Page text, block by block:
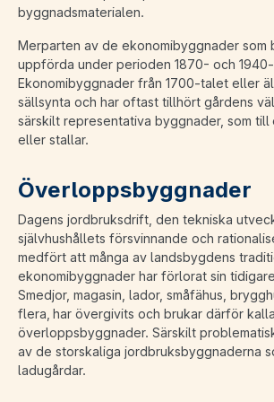
byggnadsmaterialen.
Merparten av de ekonomibyggnader som
uppförda under perioden 1870- och
Ekonomibyggnader från 1700-talet eller
sällsynta och har oftast tillhört gårdens
särskilt representativa byggnader, som till
eller stallar.
Överloppsbyggnader
Dagens jordbruksdrift, den tekniska
självhushållets försvinnande och
medfört att många av landsbygdens
ekonomibyggnader har förlorat sin
Smedjor, magasin, lador, småfähus,
flera, har övergivits och brukar därför
överloppsbyggnader. Särskilt
av de storskaliga jordbruksbyggnaderna
ladugårdar.